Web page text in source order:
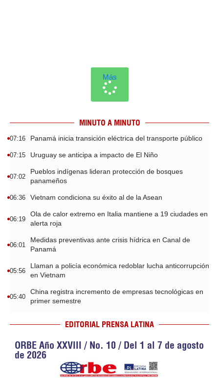
Más
MINUTO A MINUTO
07:16 Panamá inicia transición eléctrica del transporte público
07:15 Uruguay se anticipa a impacto de El Niño
07:02
Pueblos indígenas lideran protección de bosques
panameños
06:36 Vietnam condiciona su éxito al de la Asean
06:19
Ola de calor extremo en Italia mantiene a 19 ciudades en
alerta roja
06:01
Medidas preventivas ante crisis hídrica en Canal de
Panamá
05:56
Llaman a policía económica redoblar lucha anticorrupción
en Vietnam
05:40
China registra incremento de empresas tecnológicas en
primer semestre
EDITORIAL PRENSA LATINA
ORBE Año XXVIII / No. 10 / Del 1 al 7 de agosto
de 2026